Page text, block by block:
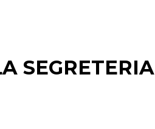
SEGRETERIA